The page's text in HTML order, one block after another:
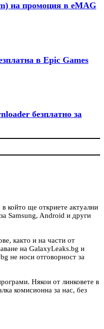
на промоция в eMAG
в Epic Games
безплатно за
който ще откриете актуални
Samsung, Android и други
както и на части от
на GalaxyLeaks.bg и
не носи отговорност за
Някои от линковете в
комисионна за нас, без